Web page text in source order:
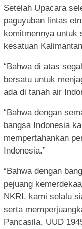
Setelah Upacara
paguyuban lintas
komitmennya untuk
kesatuan
“Bahwa di atas
bersatu untuk
ada di tanah air
“Bahwa dengan
bangsa Indonesia
mempertahankan
Indonesia.”
“Bahwa dengan
pejuang
NKRI, kami selalu
serta
Pancasila, UUD